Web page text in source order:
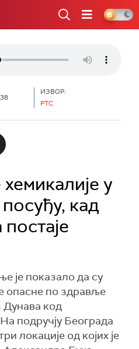
ИЗВОР:
РТС
у
кад
је показало да су
опасне по здравље
Дунава код
подручју Београда
локације од којих је